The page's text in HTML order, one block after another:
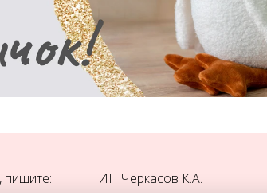
пишите:
ИП Черкасов К.А.